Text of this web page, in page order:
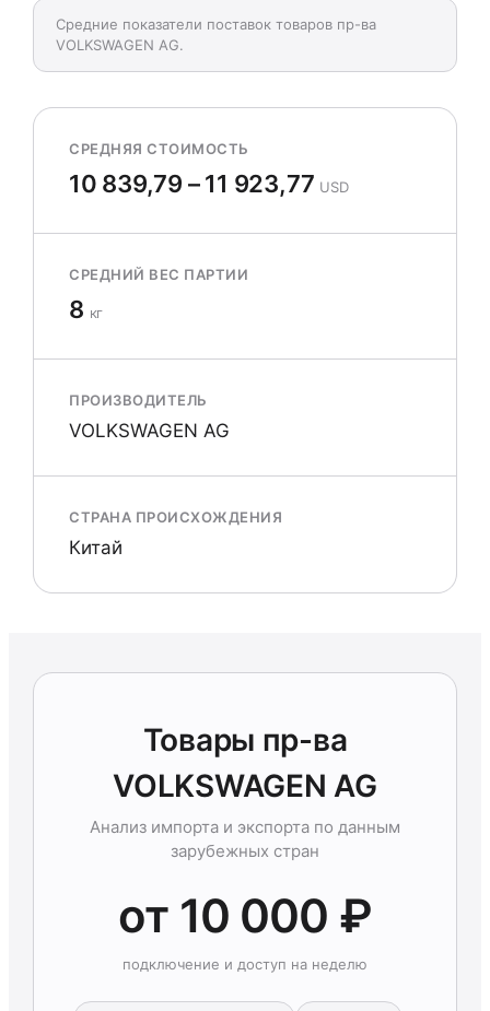
Средние показатели поставок товаров пр-ва
VOLKSWAGEN AG.
СРЕДНЯЯ СТОИМОСТЬ
10 839,79 – 11 923,77 USD
СРЕДНИЙ ВЕС ПАРТИИ
8 кг
ПРОИЗВОДИТЕЛЬ
VOLKSWAGEN AG
СТРАНА ПРОИСХОЖДЕНИЯ
Китай
Товары пр-ва
VOLKSWAGEN AG
Анализ импорта и экспорта по данным
зарубежных стран
от 10 000 ₽
подключение и доступ на неделю